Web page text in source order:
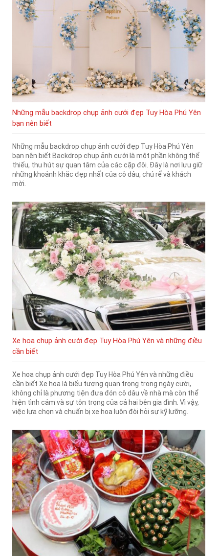
Những mẫu backdrop chụp ảnh cưới đẹp Tuy Hòa Phú Yên
bạn nên biết
Những mẫu backdrop chụp ảnh cưới đẹp Tuy Hòa Phú Yên
bạn nên biết Backdrop chụp ảnh cưới là một phần không thể
thiếu, thu hút sự quan tâm của các cặp đôi. Đây là nơi lưu giữ
những khoảnh khắc đẹp nhất của cô dâu, chú rể và khách
mời.
Xe hoa chụp ảnh cưới đẹp Tuy Hòa Phú Yên và những điều
cần biết
Xe hoa chụp ảnh cưới đẹp Tuy Hòa Phú Yên và những điều
cần biết Xe hoa là biểu tượng quan trọng trong ngày cưới,
không chỉ là phương tiện đưa đón cô dâu về nhà mà còn thể
hiện tình cảm và sự tôn trọng của cả hai bên gia đình. Vì vậy,
việc lựa chọn và chuẩn bị xe hoa luôn đòi hỏi sự kỹ lưỡng.